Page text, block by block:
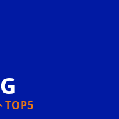
TOP5